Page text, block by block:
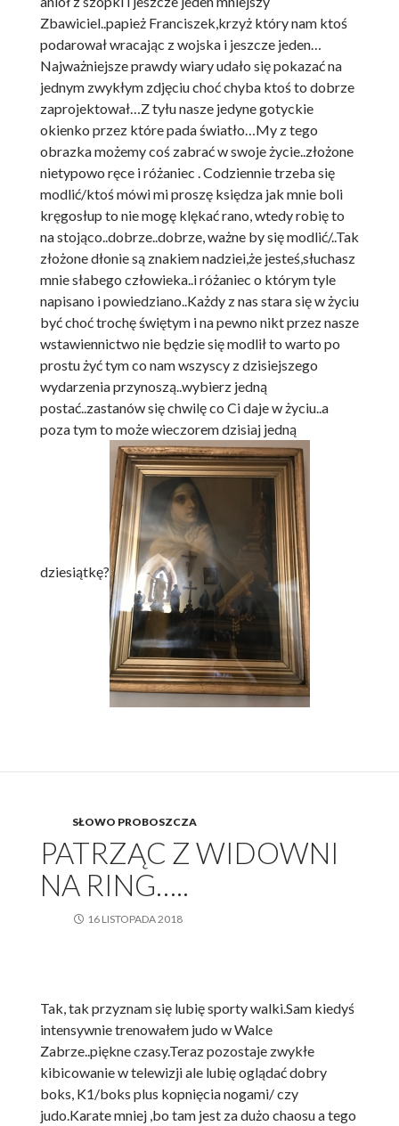
Zbawiciel..papież Franciszek,krzyż który nam ktoś
podarował wracając z wojska i jeszcze jeden…
Najważniejsze prawdy wiary udało się pokazać na
jednym zwykłym zdjęciu choć chyba ktoś to dobrze
zaprojektował…Z tyłu nasze jedyne gotyckie
okienko przez które pada światło…My z tego
obrazka możemy coś zabrać w swoje życie..złożone
nietypowo ręce i różaniec . Codziennie trzeba się
modlić/ktoś mówi mi proszę księdza jak mnie boli
kręgosłup to nie mogę klękać rano, wtedy robię to
na stojąco..dobrze..dobrze, ważne by się modlić/..Tak
złożone dłonie są znakiem nadziei,że jesteś,słuchasz
mnie słabego człowieka..i różaniec o którym tyle
napisano i powiedziano..Każdy z nas stara się w życiu
być choć trochę świętym i na pewno nikt przez nasze
wstawiennictwo nie będzie się modlił to warto po
prostu żyć tym co nam wszyscy z dzisiejszego
wydarzenia przynoszą..wybierz jedną
postać..zastanów się chwilę co Ci daje w życiu..a
poza tym to może wieczorem dzisiaj jedną
dziesiątkę?
SŁOWO PROBOSZCZA
PATRZĄC Z WIDOWNI
NA RING…..
16 LISTOPADA 2018
Tak, tak przyznam się lubię sporty walki.Sam kiedyś
intensywnie trenowałem judo w Walce
Zabrze..piękne czasy.Teraz pozostaje zwykłe
kibicowanie w telewizji ale lubię oglądać dobry
boks, K1/boks plus kopnięcia nogami/ czy
judo.Karate mniej ,bo tam jest za dużo chaosu a tego